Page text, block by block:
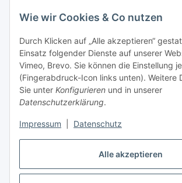
Alle akzeptieren
Wie wir Cookies & Co nutzen
Durch Klicken auf „Alle akzeptieren“
Einsatz folgender Dienste auf unserer
Vimeo, Brevo. Sie können die Einstellung
(Fingerabdruck-Icon links unten). Weitere
Sie unter Konfigurieren und in unserer
Datenschutzerklärung.
Impressum Datenschutz
Laden - Öffnungszeiten:
Montag 09:00Uhr bis
16:00 Uhr
Dienstag
09:00 Uhr bis
17:00 Uhr
Mittwoch
09:00 Uhr bis 16:00 Uhr
Donnerstag
09:00 Uhr bis
17:00 Uhr
Freitag
09:00 Uhr
Samstag
09:00 Uhr
Vertrag widerrufen